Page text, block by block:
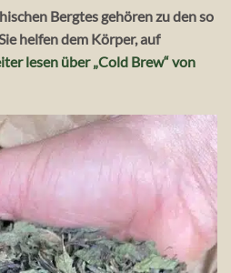
Bergtes gehören zu den so
helfen dem Körper, auf
lesen über „Cold Brew“ von